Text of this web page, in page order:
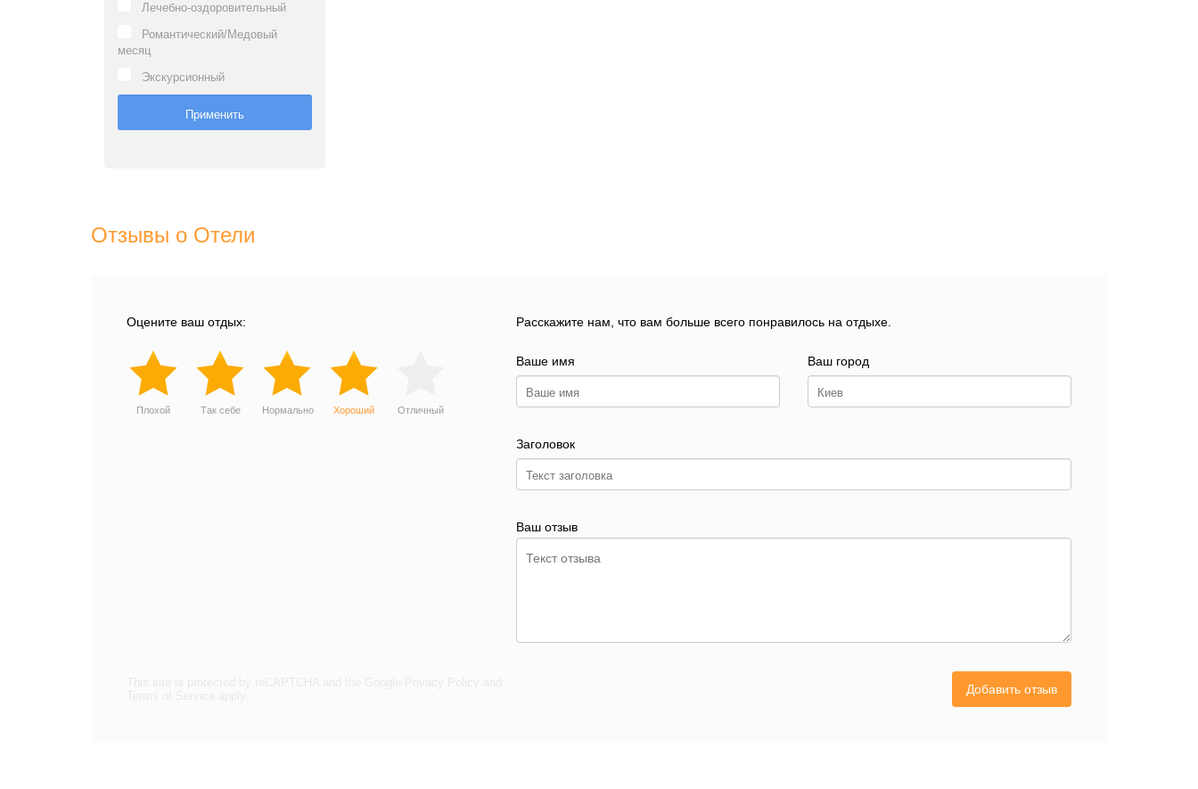
Лечебно-оздоровительный
Романтический/Медовый
месяц
Экскурсионный
Отзывы о Отели
Оцените ваш отдых:
Плохой Так себе Нормально Хороший Отличный
Расскажите нам, что вам больше всего понравилось на отдыхе.
Ваше имя Ваш город
Заголовок
Ваш отзыв
Добавить отзыв